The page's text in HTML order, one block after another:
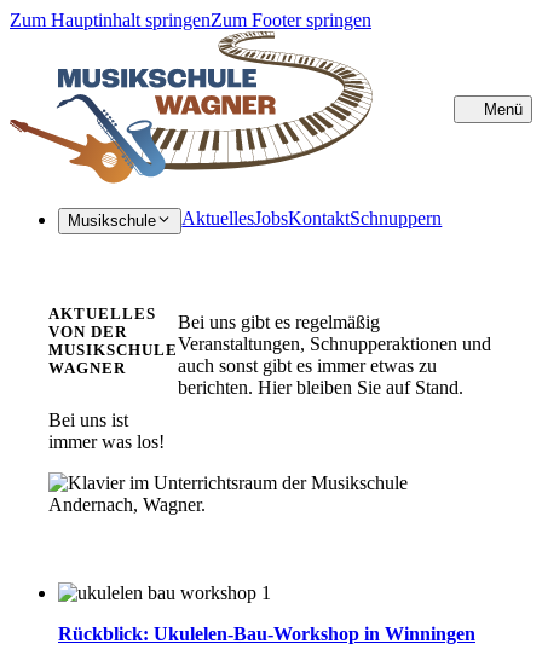
Zum Hauptinhalt springenZum Footer springen
Menü
Musikschule AktuellesJobsKontaktSchnuppern
AKTUELLES
VON DER
MUSIKSCHULE
WAGNER
Bei uns ist
immer was los!
Bei uns gibt es regelmäßig
Veranstaltungen, Schnupperaktionen und
auch sonst gibt es immer etwas zu
berichten. Hier bleiben Sie auf Stand.
Rückblick: Ukulelen-Bau-Workshop in Winningen